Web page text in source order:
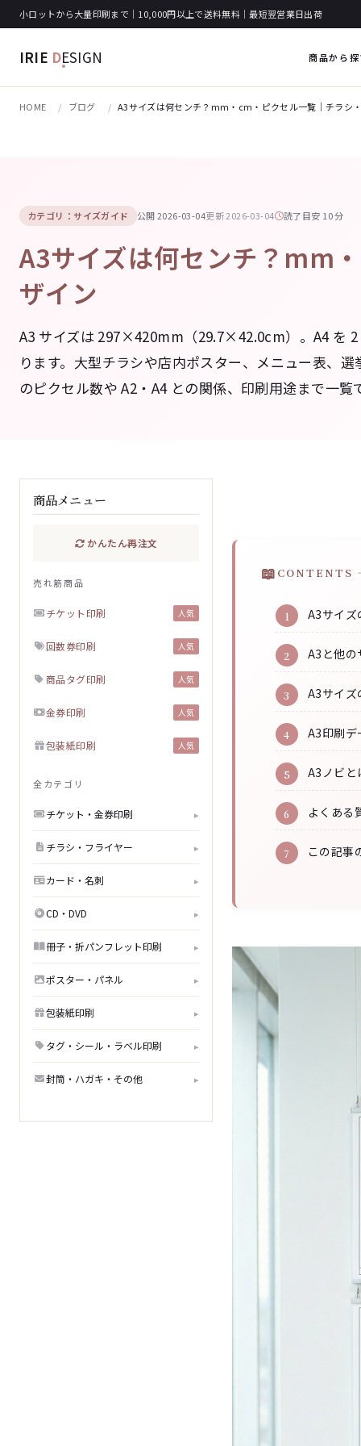
小ロットから大量印刷まで｜10,000円以上で送料無料｜最短翌営業日出荷
IRIE DESIGN 商品から
HOME ブログ A3サイズは何センチ？mm・cm・ピクセル一覧｜チラシ
カテゴリ：サイズガイド 公開 2026-03-04更新 2026-03-04 読了目安 10 分
A3サイズは何センチ？mm
ザイン
A3 サイズは 297×420mm（29.7×42.0cm）。A4 を
ります。大型チラシや店内ポスター、メニュー表、
のピクセル数や A2・A4 との関係、印刷用途まで一覧
商品メニュー
かんたん再注文
売れ筋商品
チケット印刷 人気
回数券印刷 人気
商品タグ印刷 人気
金券印刷 人気
包装紙印刷 人気
全カテゴリ
チケット・金券印刷 ▸
チラシ・フライヤー ▸
カード・名刺 ▸
CD・DVD ▸
冊子・折パンフレット印刷 ▸
ポスター・パネル ▸
包装紙印刷 ▸
タグ・シール・ラベル印刷 ▸
封筒・ハガキ・その他 ▸
CONTENTS
A3サイズ
A3と他の
A3サイズ
A3印刷デ
A3ノビと
よくある
この記事